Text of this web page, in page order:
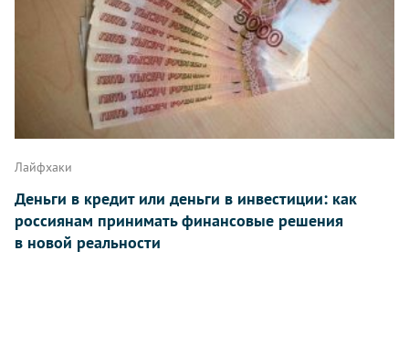
Лайфхаки
Деньги в кредит или деньги в инвестиции: как
россиянам принимать финансовые решения
в новой реальности